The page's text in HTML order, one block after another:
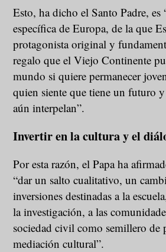
Esto, ha dicho el Santo Padre, es
específica de Europa, de la que
protagonista original y
regalo que el Viejo Continente
mundo si quiere permanecer
quien siente que tiene un futuro
aún interpelan”.
Invertir en la cultura y el
Por esta razón, el Papa ha
“dar un salto cualitativo, un
inversiones destinadas a la
la investigación, a las
sociedad civil como semillero de
mediación cultural”.